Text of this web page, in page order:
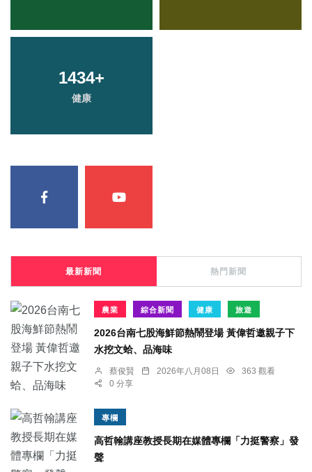
1434+
健康
最新新聞 熱門新聞
農業 綜合新聞 健康 旅遊
2026台南七股海鮮節熱鬧登場 黃偉哲邀親子下
水挖文蛤、品海味
蔡俊賢 2026年八月08日
363 觀看
0 分享
專欄
高哲翰講座教授長期在媒體專欄「力挺警察」發
聲